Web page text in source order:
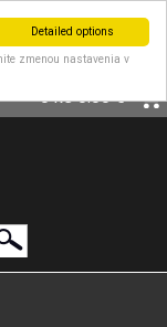
Detailed options
zmenou nastavenia v
0 ks0.00 €